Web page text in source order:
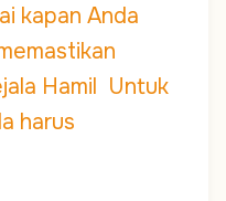
kapan Anda
Hamil Untuk
harus